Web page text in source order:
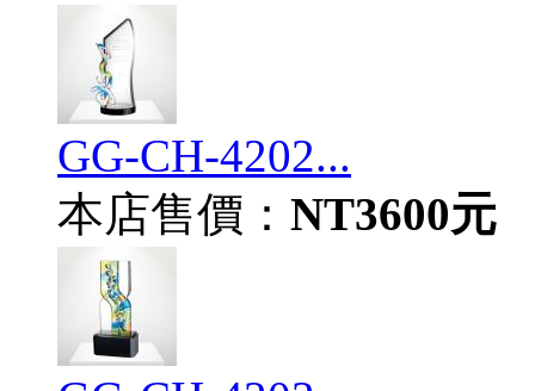
GG-CH-4202...
本店售價： NT3600元